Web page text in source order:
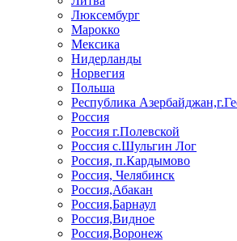
Люксембург
Марокко
Мексика
Нидерланды
Норвегия
Польша
Республика
Россия
Россия г.Полевской
Россия с.Шульгин Лог
Россия, п.Кардымово
Россия, Челябинск
Россия,Абакан
Россия,Барнаул
Россия,Видное
Россия,Воронеж